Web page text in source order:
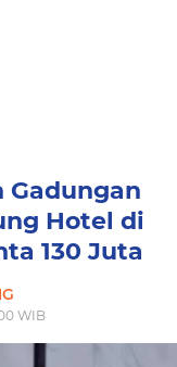
Hotel di
130 Juta
WIB